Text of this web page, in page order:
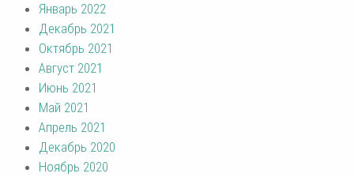
Январь 2022
Декабрь 2021
Октябрь 2021
Август 2021
Июнь 2021
Май 2021
Апрель 2021
Декабрь 2020
Ноябрь 2020